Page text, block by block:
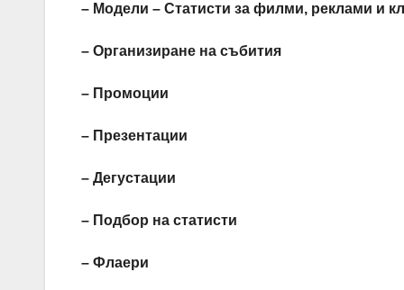
– Модели – Статисти за филми, реклами и
– Организиране на събития
– Промоции
– Презентации
– Дегустации
– Подбор на статисти
– Флаери